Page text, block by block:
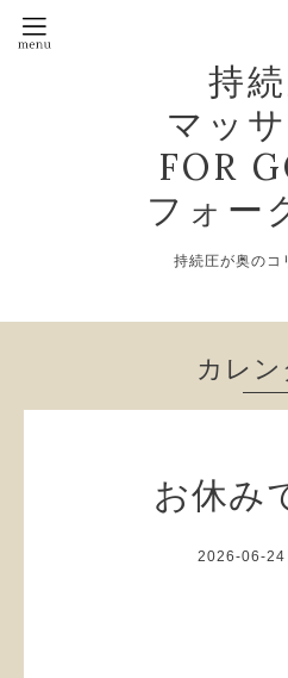
持
マッ
FOR
フォー
持続圧が奥のコ
カレン
お休み
2026-06-24